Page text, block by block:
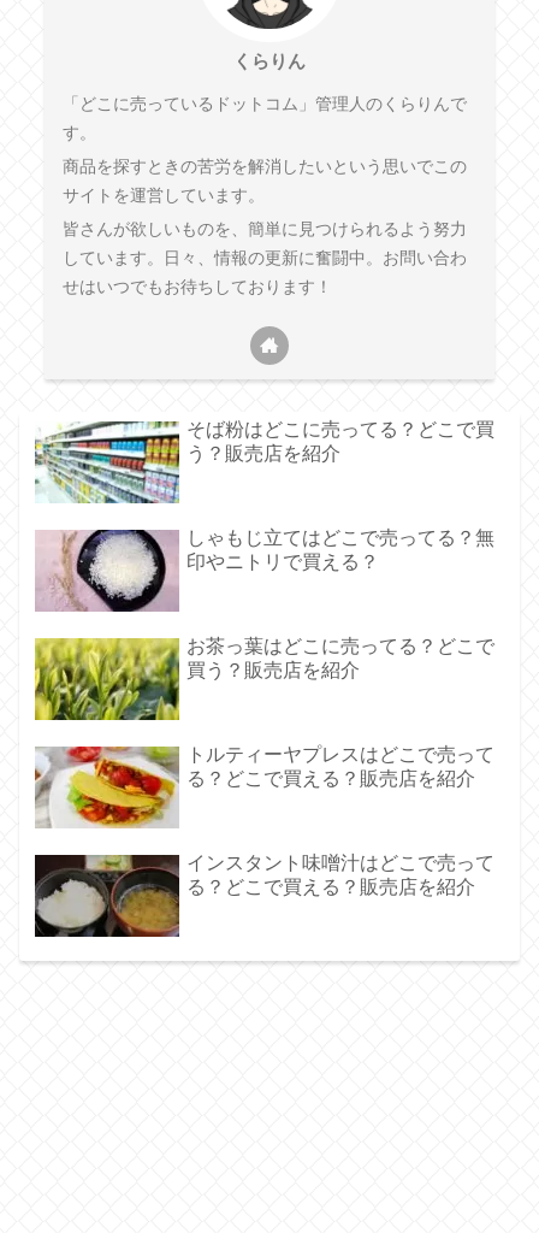
くらりん
「どこに売っているドットコム」管理人のくらりんで
す。
商品を探すときの苦労を解消したいという思いでこの
サイトを運営しています。
皆さんが欲しいものを、簡単に見つけられるよう努力
しています。日々、情報の更新に奮闘中。お問い合わ
せはいつでもお待ちしております！
そば粉はどこに売ってる？どこで買
う？販売店を紹介
しゃもじ立てはどこで売ってる？無
印やニトリで買える？
お茶っ葉はどこに売ってる？どこで
買う？販売店を紹介
トルティーヤプレスはどこで売って
る？どこで買える？販売店を紹介
インスタント味噌汁はどこで売って
る？どこで買える？販売店を紹介